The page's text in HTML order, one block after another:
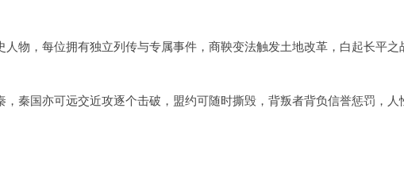
物，每位拥有独立列传与专属事件，商鞅变法触发土地改革，白起长平之
秦国亦可远交近攻逐个击破，盟约可随时撕毁，背叛者背负信誉惩罚，人